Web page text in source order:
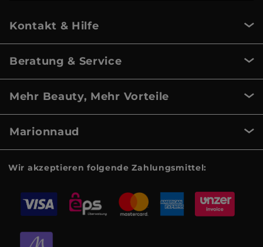
Kontakt & Hilfe
Beratung & Service
Mehr Beauty, Mehr Vorteile
Marionnaud
Wir akzeptieren folgende Zahlungsmittel: